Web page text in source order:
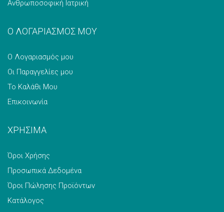
Ανθρωποσοφική Ιατρική
Ο ΛΟΓΑΡΙΑΣΜΟΣ ΜΟΥ
Ο Λογαριασμός μου
Οι Παραγγελίες μου
Το Καλάθι Μου
Επικοινωνία
ΧΡΗΣΙΜΑ
Όροι Χρήσης
Προσωπικά Δεδομένα
Όροι Πώλησης Προϊόντων
Κατάλογος